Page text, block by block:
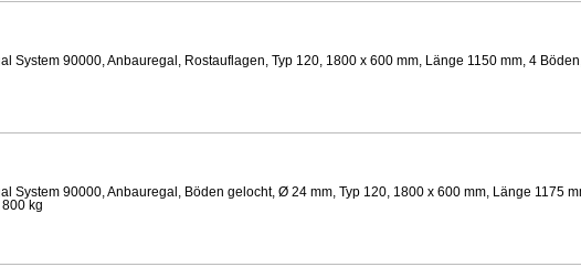
System 90000, Anbauregal, Rostauflagen, Typ 120, 1800 x 600 mm, Länge 1150 mm, 4
System 90000, Anbauregal, Böden gelocht, Ø 24 mm, Typ 120, 1800 x 600 mm, Länge 1175
kg